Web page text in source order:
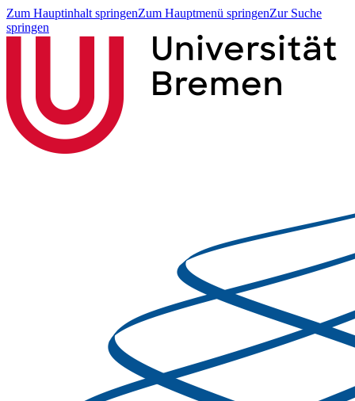
Zum Hauptinhalt springenZum Hauptmenü springenZur Suche
springen